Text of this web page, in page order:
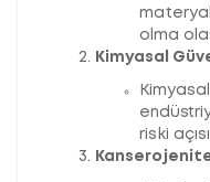
olma
Kimyasal
riski